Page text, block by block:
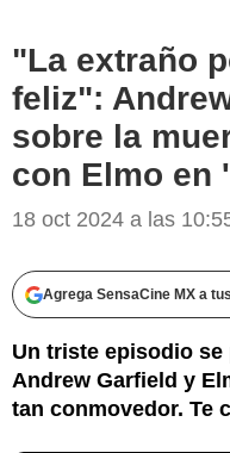
"La extraño
feliz":
sobre la
con Elmo en
18 oct 2024 a las
Agrega SensaCine MX a
Un triste episodio
Andrew Garfield y
tan conmovedor. Te